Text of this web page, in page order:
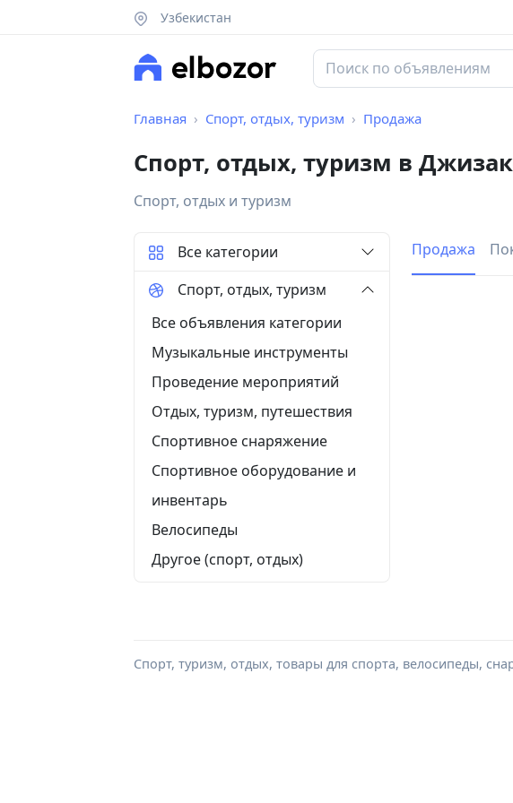
Узбекистан
Главная Спорт, отдых, туризм Продажа
Спорт, отдых, туризм в
Спорт, отдых и туризм
Продажа
Все категории
Спорт, отдых, туризм
Все объявления категории
Музыкальные инструменты
Проведение мероприятий
Отдых, туризм, путешествия
Спортивное снаряжение
Спортивное оборудование и
инвентарь
Велосипеды
Другое (спорт, отдых)
Спорт, туризм, отдых, товары для спорта, велосипеды,